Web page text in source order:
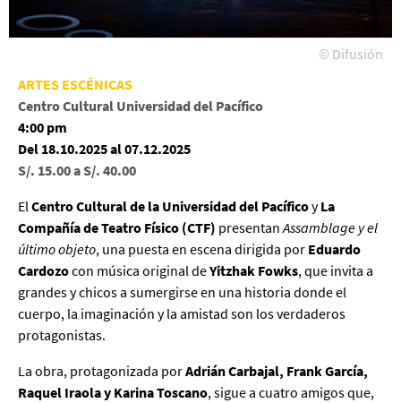
© Difusión
ARTES ESCÉNICAS
Centro Cultural Universidad del Pacífico
4:00 pm
Del 18.10.2025 al 07.12.2025
S/. 15.00 a S/. 40.00
ElCentro Cultural de la Universidad del PacíficoyLa
Compañía de Teatro Físico (CTF) presentanAssamblage y el
último objeto, una puesta en escena dirigida por Eduardo
Cardozocon música original deYitzhak Fowks, que invita a
grandes y chicos a sumergirse en una historia donde el
cuerpo, la imaginación y la amistad son los verdaderos
protagonistas.
La obra, protagonizada porAdrián Carbajal, Frank García,
Raquel Iraola y Karina Toscano, sigue a cuatro amigos que,